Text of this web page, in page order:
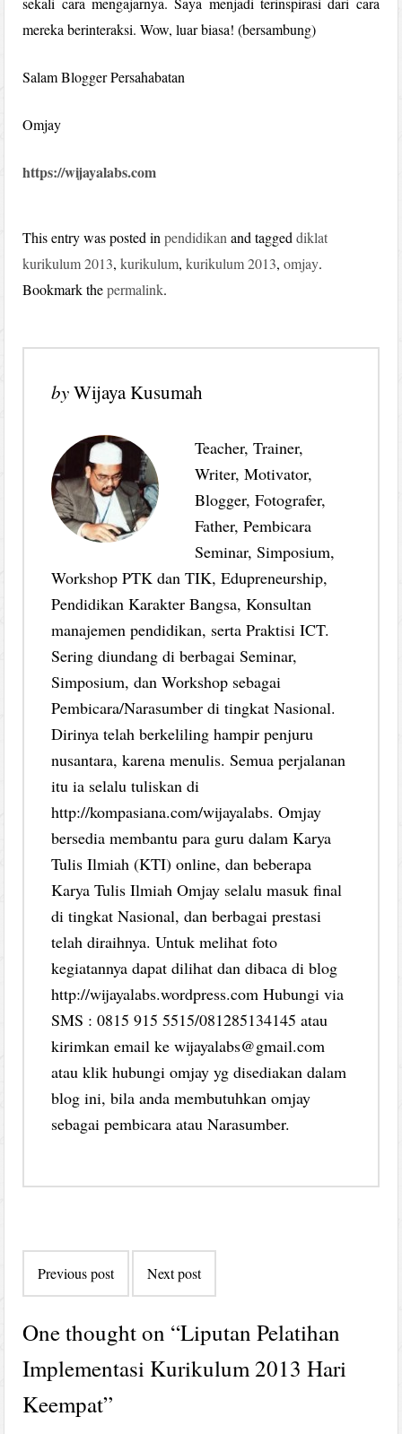
mereka berinteraksi. Wow, luar biasa! (bersambung)
Salam Blogger Persahabatan
Omjay
https://wijayalabs.com
This entry was posted inpendidikan and taggeddiklat
kurikulum 2013,kurikulum,kurikulum 2013,omjay.
Bookmark thepermalink.
byWijaya Kusumah
Teacher, Trainer,
Writer, Motivator,
Blogger, Fotografer,
Father, Pembicara
Seminar, Simposium,
Workshop PTK dan TIK, Edupreneurship,
Pendidikan Karakter Bangsa, Konsultan
manajemen pendidikan, serta Praktisi ICT.
Sering diundang di berbagai Seminar,
Simposium, dan Workshop sebagai
Pembicara/Narasumber di tingkat Nasional.
Dirinya telah berkeliling hampir penjuru
nusantara, karena menulis. Semua perjalanan
itu ia selalu tuliskan di
http://kompasiana.com/wijayalabs. Omjay
bersedia membantu para guru dalam Karya
Tulis Ilmiah (KTI) online, dan beberapa
Karya Tulis Ilmiah Omjay selalu masuk final
di tingkat Nasional, dan berbagai prestasi
telah diraihnya. Untuk melihat foto
kegiatannya dapat dilihat dan dibaca di blog
http://wijayalabs.wordpress.com Hubungi via
SMS : 0815 915 5515/081285134145 atau
kirimkan email ke wijayalabs@gmail.com
atau klik hubungi omjay yg disediakan dalam
blog ini, bila anda membutuhkan omjay
sebagai pembicara atau Narasumber.
navigation
Previous post Next post
One thought on “Liputan Pelatihan
Implementasi Kurikulum 2013 Hari
Keempat”